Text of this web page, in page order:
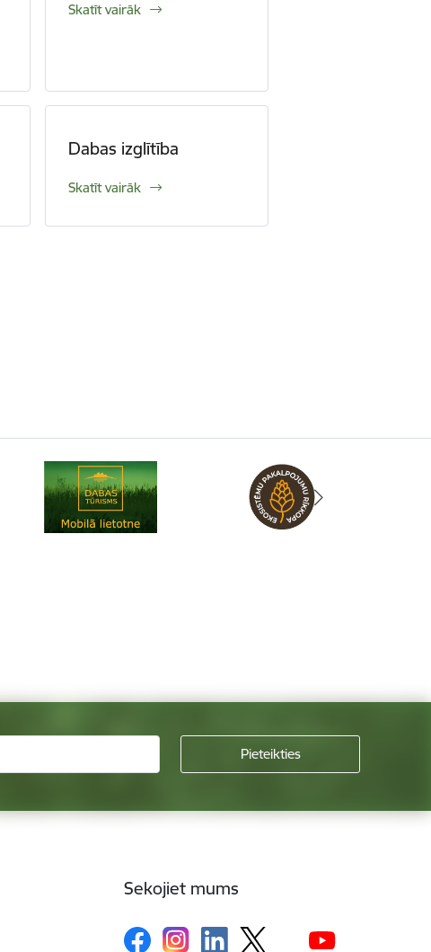
Skatīt vairāk
Dabas izglītība
Skatīt vairāk
Sekojiet mums